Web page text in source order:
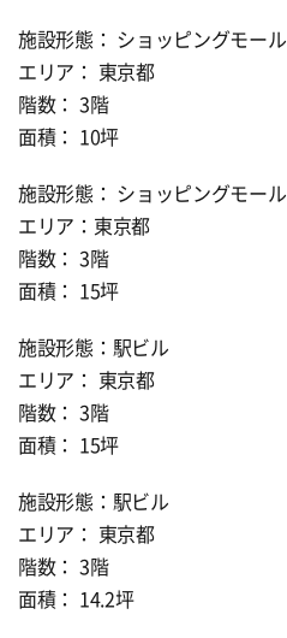
施設形態： ショッピングモール
エリア： 東京都
階数： 3階
面積： 10坪
施設形態： ショッピングモール
エリア：東京都
階数： 3階
面積： 15坪
施設形態：駅ビル
エリア： 東京都
階数： 3階
面積： 15坪
施設形態：駅ビル
エリア： 東京都
階数： 3階
面積： 14.2坪